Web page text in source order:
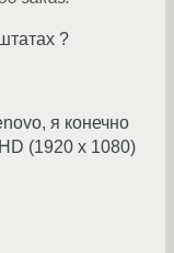
?
я конечно
(1920 x 1080)